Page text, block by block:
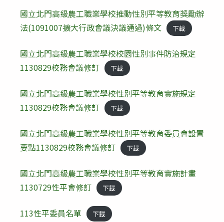
國立北門高級農工職業學校推動性別平等教育獎勵辦
法(1091007擴大行政會議決議通過)條文
下載
國立北門高級農工職業學校校園性別事件防治規定
1130829校務會議修訂
下載
國立北門高級農工職業學校性別平等教育實施規定
1130829校務會議修訂
下載
國立北門高級農工職業學校性別平等教育委員會設置
要點1130829校務會議修訂
下載
國立北門高級農工職業學校性別平等教育實施計畫
1130729性平會修訂
下載
113性平委員名單 下載